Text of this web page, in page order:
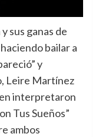
sus ganas de
bailar a
y
Leire Martínez
interpretaron
Tus Sueños”
ambos